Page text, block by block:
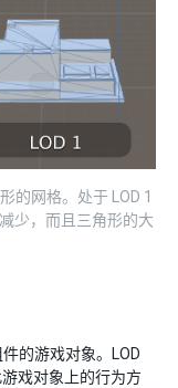
的网格。处于 LOD 1
少，而且三角形的大
件的游戏对象。LOD
戏对象上的行为方